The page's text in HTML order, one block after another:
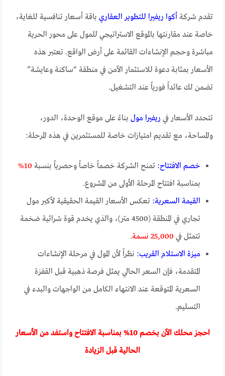
تقدم شركة أكوا ريفيرا للتطوير العقاري باقة أسعار تنافسية للغاية،
خاصة عند مقارنتها بالموقع الاستراتيجي للمول على محور الحرية
مباشرة وحجم الإنشاءات القائمة على أرض الواقع. تعتبر هذه
الأسعار بمثابة دعوة للاستثمار الآمن في منطقة “ساكنة وعايشة”
تضمن لك عائداً فورياً عند التشغيل.
تتحدد الأسعار في ريفيرا مول بناءً على موقع الوحدة، الدور،
والمساحة، مع تقديم امتيازات خاصة للمستثمرين في هذه المرحلة:
خصم الافتتاح: تمنح الشركة خصماً خاصاً وحصرياً بنسبة 10%
بمناسبة افتتاح المرحلة الأولى من المشروع.
القيمة السعرية: تعكس الأسعار القيمة الحقيقية لأكبر مول
تجاري في المنطقة (4500 متر)، والذي يخدم قوة شرائية ضخمة
تتمثل في 25,000 نسمة
.
ميزة الاستلام القريب: نظراً لأن المول في مرحلة الإنشاءات
المتقدمة، فإن السعر الحالي يمثل فرصة ذهبية قبل القفزة
السعرية المتوقعة عند الانتهاء الكامل من الواجهات والبدء في
التسليم.
احجز محلك الآن بخصم 10% بمناسبة الافتتاح واستفد من الأسعار
الحالية قبل الزيادة